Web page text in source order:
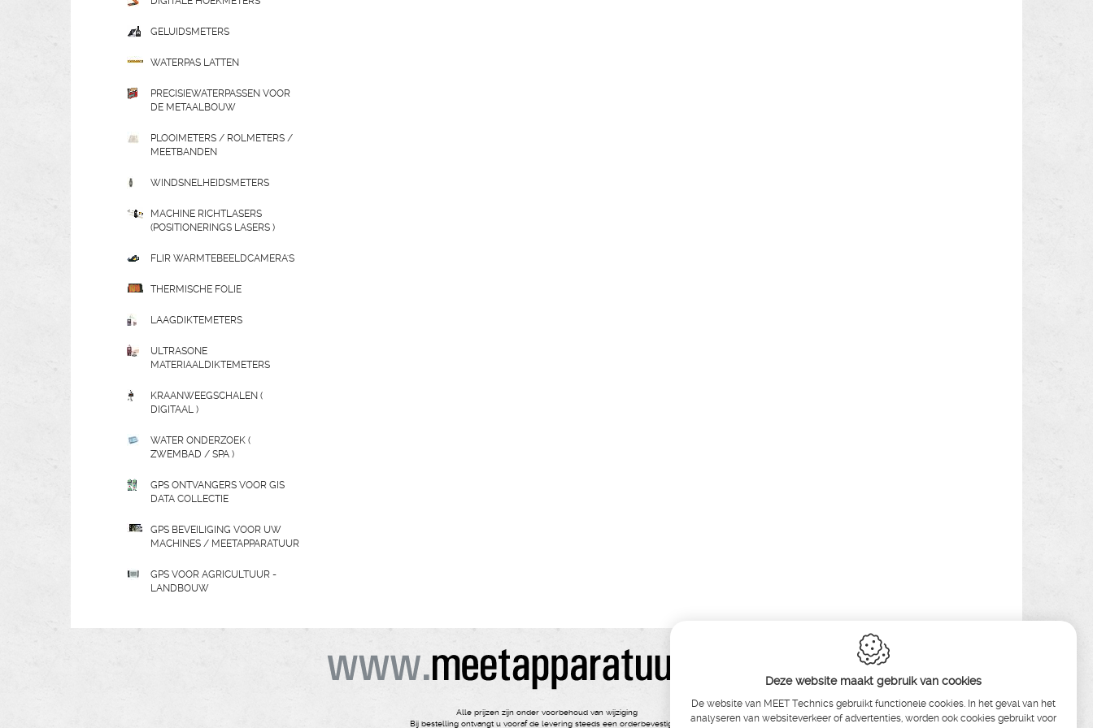
GELUIDSMETERS
WATERPAS LATTEN
PRECISIEWATERPASSEN VOOR
DE METAALBOUW
PLOOIMETERS / ROLMETERS /
MEETBANDEN
WINDSNELHEIDSMETERS
MACHINE RICHTLASERS
(POSITIONERINGS LASERS )
FLIR WARMTEBEELDCAMERA'S
THERMISCHE FOLIE
LAAGDIKTEMETERS
ULTRASONE
MATERIAALDIKTEMETERS
KRAANWEEGSCHALEN (
DIGITAAL )
WATER ONDERZOEK (
ZWEMBAD / SPA )
GPS ONTVANGERS VOOR GIS
DATA COLLECTIE
GPS BEVEILIGING VOOR UW
MACHINES / MEETAPPARATUUR
GPS VOOR AGRICULTUUR -
LANDBOUW
Alle prijzen zijn onder voorbehoud van wijziging
Bij bestelling ontvangt u vooraf de levering steeds een orderbevestiging
Deze website maakt gebruik van cookies
De website van MEET Technics gebruikt functionele cookies. In het geval van het
analyseren van websiteverkeer of advertenties, worden ook cookies gebruikt voor